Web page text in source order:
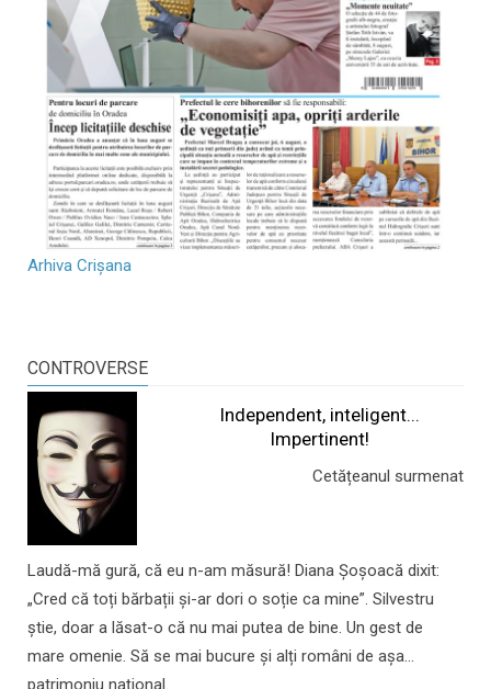
Arhiva Crișana
CONTROVERSE
Independent, inteligent...
Impertinent!
Cetățeanul surmenat
Laudă-mă gură, că eu n-am măsură! Diana Șoșoacă dixit:
„Cred că toți bărbații și-ar dori o soție ca mine”. Silvestru
știe, doar a lăsat-o că nu mai putea de bine. Un gest de
mare omenie. Să se mai bucure și alți români de așa...